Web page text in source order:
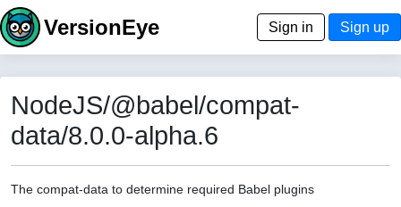
VersionEye Sign in Sign up
NodeJS/@babel/compat-
data/8.0.0-alpha.6
The compat-data to determine required Babel plugins